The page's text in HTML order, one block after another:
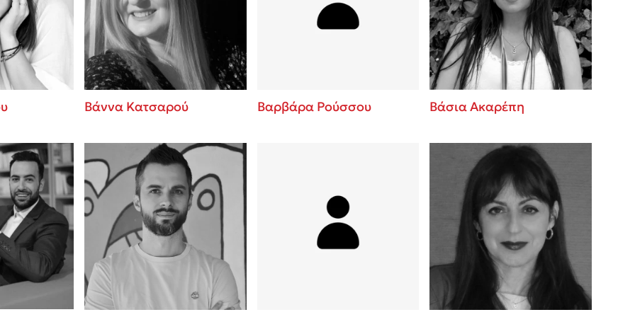
Baccalario
Εύκολη συνταγή για chicken BBQ pizza
από τον Άκη Πετρετζίκη!
3 βιβλία που μπορείς να διαβάσεις σε
μια μέρα!
Διακοπές με τα παιδιά: Η ανάγκη μας για
παύση σε μετωπική σύγκρουση με τη
Πάνω, κάτω, μπροστά, πίσω; Κάνε το
τεστ και ανακάλυψε την τάση σου!
Βάννα Κατσαρού Βαρβάρα Ρούσσου Βάσια Ακαρέπη